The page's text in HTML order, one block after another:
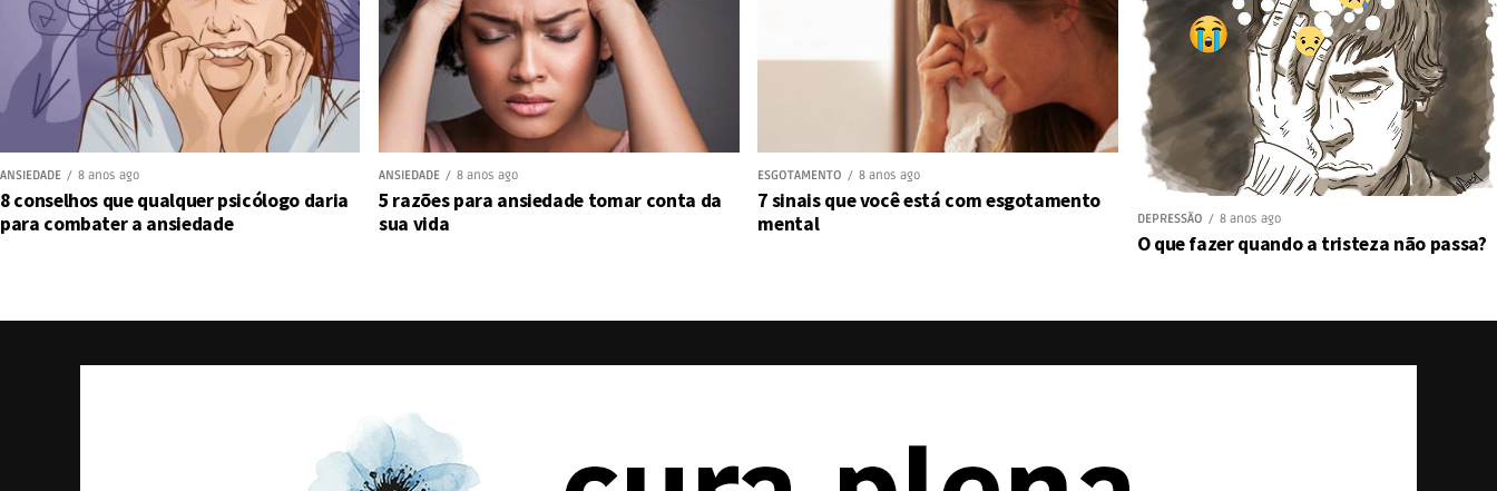
ANSIEDADE 8 anos ago
8 conselhos que qualquer psicólogo daria
para combater a ansiedade
ANSIEDADE 8 anos ago
5 razões para ansiedade tomar conta da
sua vida
ESGOTAMENTO 8 anos ago
7 sinais que você está com esgotamento
mental
DEPRESSÃO 8 anos ago
O que fazer quando a tristeza não passa?